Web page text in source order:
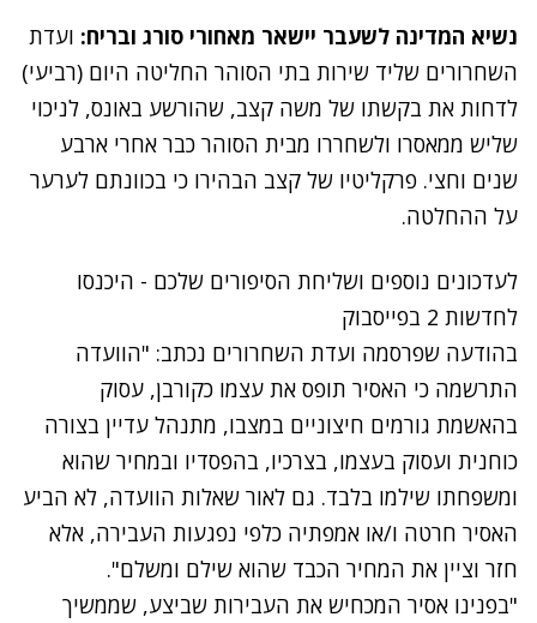
נשיא המדינה לשעבר יישאר מאחורי סורג ובריח: ועדת
השחרורים שליד שירות בתי הסוהר החליטה היום (רביעי)
לדחות את בקשתו של משה קצב, שהורשע באונס, לניכוי
שליש ממאסרו ולשחררו מבית הסוהר כבר אחרי ארבע
שנים וחצי. פרקליטיו של קצב הבהירו כי בכוונתם לערער
על ההחלטה.
לעדכונים נוספים ושליחת הסיפורים שלכם - היכנסו
לחדשות 2 בפייסבוק
בהודעה שפרסמה ועדת השחרורים נכתב: "הוועדה
התרשמה כי האסיר תופס את עצמו כקורבן, עסוק
בהאשמת גורמים חיצוניים במצבו, מתנהל עדיין בצורה
כוחנית ועסוק בעצמו, בצרכיו, בהפסדיו ובמחיר שהוא
ומשפחתו שילמו בלבד. גם לאור שאלות הוועדה, לא הביע
האסיר חרטה ו/או אמפתיה כלפי נפגעות העבירה, אלא
חזר וציין את המחיר הכבד שהוא שילם ומשלם".
"בפנינו אסיר המכחיש את העבירות שביצע, שממשיך